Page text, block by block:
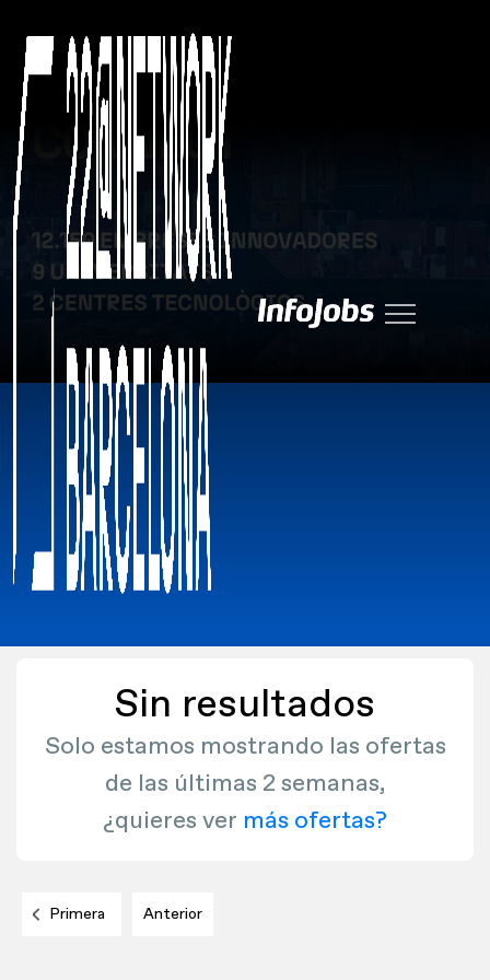
Sin resultados
Solo estamos mostrando las ofertas
de las últimas 2 semanas,
¿quieres ver más ofertas?
Primera Anterior